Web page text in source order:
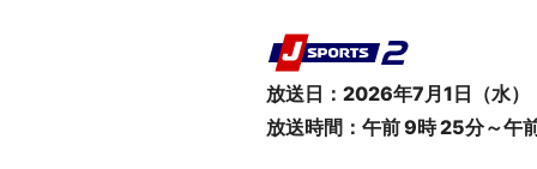
放送日：2026年7月1日（水）
放送時間：午前 9時 25分～午